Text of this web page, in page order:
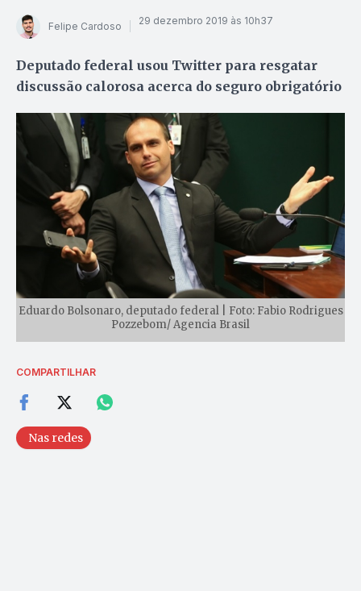
Felipe Cardoso 29 dezembro 2019 às 10h37
Deputado federal usou Twitter para resgatar
discussão calorosa acerca do seguro obrigatório
Eduardo Bolsonaro, deputado federal | Foto: Fabio Rodrigues
Pozzebom/ Agencia Brasil
COMPARTILHAR
Nas redes